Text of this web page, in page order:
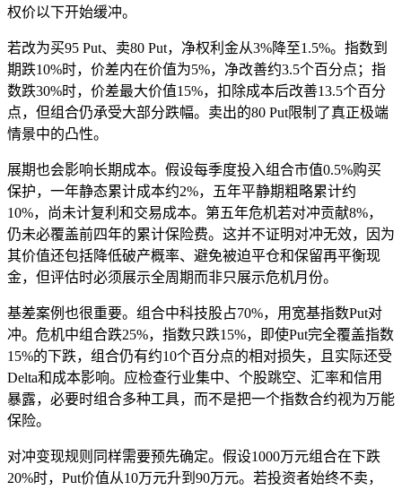
权价以下开始缓冲。
若改为买95 Put、卖80 Put，净权利金从3%降至1.5%。指数到
期跌10%时，价差内在价值为5%，净改善约3.5个百分点；指
数跌30%时，价差最大价值15%，扣除成本后改善13.5个百分
点，但组合仍承受大部分跌幅。卖出的80 Put限制了真正极端
情景中的凸性。
展期也会影响长期成本。假设每季度投入组合市值0.5%购买
保护，一年静态累计成本约2%，五年平静期粗略累计约
10%，尚未计复利和交易成本。第五年危机若对冲贡献8%，
仍未必覆盖前四年的累计保险费。这并不证明对冲无效，因为
其价值还包括降低破产概率、避免被迫平仓和保留再平衡现
金，但评估时必须展示全周期而非只展示危机月份。
基差案例也很重要。组合中科技股占70%，用宽基指数Put对
冲。危机中组合跌25%，指数只跌15%，即使Put完全覆盖指数
15%的下跌，组合仍有约10个百分点的相对损失，且实际还受
Delta和成本影响。应检查行业集中、个股跳空、汇率和信用
暴露，必要时组合多种工具，而不是把一个指数合约视为万能
保险。
对冲变现规则同样需要预先确定。假设1000万元组合在下跌
20%时，Put价值从10万元升到90万元。若投资者始终不卖，